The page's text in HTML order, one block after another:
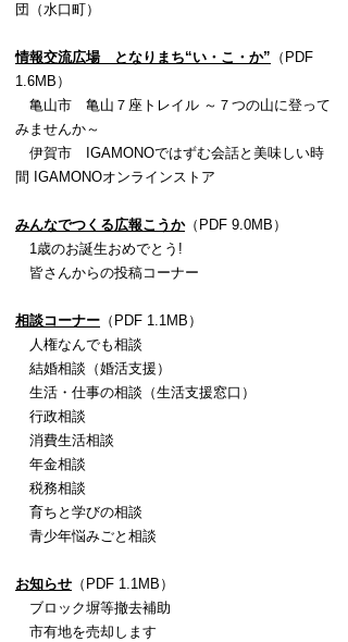
団（水口町）
情報交流広場 となりまち“い・こ・か” （PDF
1.6MB）
亀山市 亀山７座トレイル ～７つの山に登って
みませんか～
伊賀市 IGAMONOではずむ会話と美味しい時
間 IGAMONOオンラインストア
みんなでつくる広報こうか（PDF 9.0MB）
1歳のお誕生おめでとう!
皆さんからの投稿コーナー
相談コーナー （PDF 1.1MB）
人権なんでも相談
結婚相談（婚活支援）
生活・仕事の相談（生活支援窓口）
行政相談
消費生活相談
年金相談
税務相談
育ちと学びの相談
青少年悩みごと相談
お知らせ （PDF 1.1MB）
ブロック塀等撤去補助
市有地を売却します